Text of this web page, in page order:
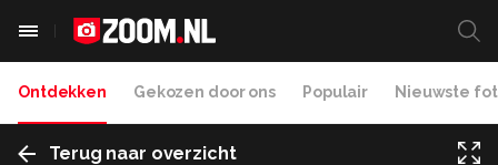
Ontdekken Gekozen door ons Populair Nieuwste
Terug naar overzicht